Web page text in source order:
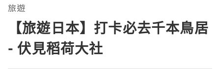
旅遊
【旅遊日本】打卡必去千本鳥居
- 伏見稻荷大社